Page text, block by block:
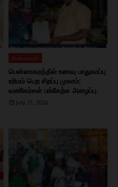
பென்னாகரம்
பென்னாகரத்தில் உணவு பாதுகாப்பு
உரிமம் பெற சிறப்பு முகாம்;
வணிகர்கள் பங்கேற்க அழைப்பு.
July 21, 2026